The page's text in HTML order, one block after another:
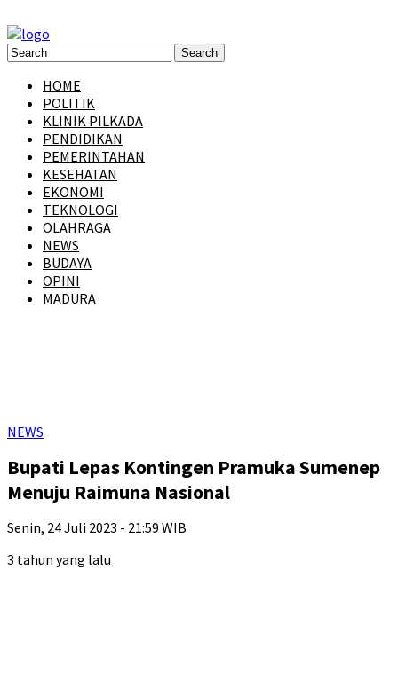
HOME
POLITIK
KLINIK PILKADA
PENDIDIKAN
PEMERINTAHAN
KESEHATAN
EKONOMI
TEKNOLOGI
OLAHRAGA
NEWS
BUDAYA
OPINI
MADURA
NEWS
Bupati Lepas Kontingen Pramuka Sumenep
Menuju Raimuna Nasional
Senin, 24 Juli 2023 - 21:59 WIB
3 tahun yang lalu